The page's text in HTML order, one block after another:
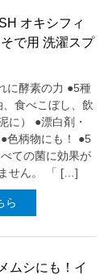
オキシフィ
で用 洗濯スプ
に酵素の力 ●5種
食べこぼし、飲
に） ●漂白剤・
色柄物にも！ ●5
ての菌に効果が
せん。 「 […]
ら
ムシにも！イ